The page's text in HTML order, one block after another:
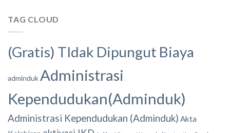
TAG CLOUD
(Gratis) TIdak Dipungut Biaya
adminduk Administrasi
Kependudukan(Adminduk)
Administrasi Kependudukan (Adminduk) Akta